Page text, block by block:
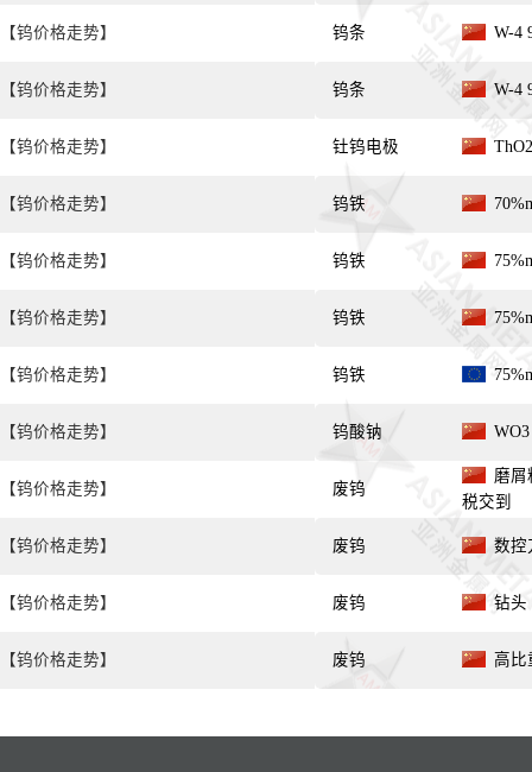
【钨价格走势】
【钨价格走势】
【钨价格走势】
【钨价格走势】
【钨价格走势】
【钨价格走势】
【钨价格走势】
【钨价格走势】
【钨价格走势】
【钨价格走势】
【钨价格走势】
【钨价格走势】
钨条 W-4
钨条 W-4
钍钨电极
钨铁
钨铁
钨铁
钨铁
钨酸钠
废钨
磨屑
税交到
废钨 数控
废钨 钻头
废钨 高比